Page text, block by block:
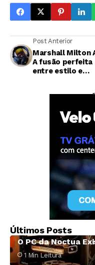
Post Anterior
Marshall Milton
A fusão perfeita
entre estilo e
—
Últimos Posts
Adrenaline
O PC da Noctua
1 Min Leitura